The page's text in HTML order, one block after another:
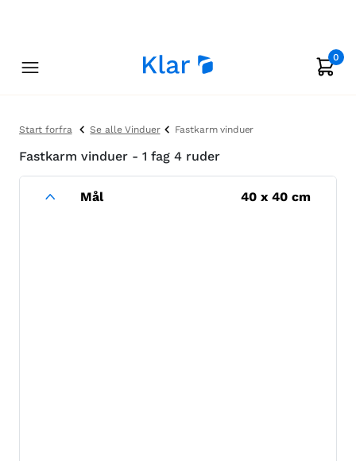
0
Start forfra Se alle Vinduer Fastkarm vinduer
Fastkarm vinduer - 1 fag 4 ruder
Mål 40 x 40 cm